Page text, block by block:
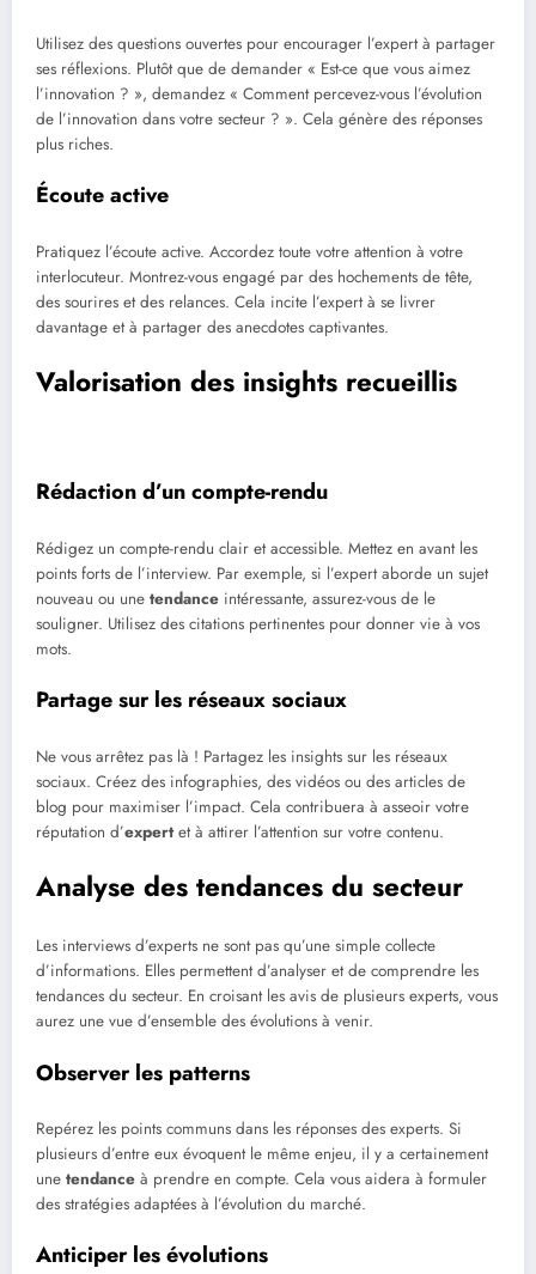
Utilisez des questions ouvertes pour encourager l’expert à partager
ses réflexions. Plutôt que de demander « Est-ce que vous aimez
l’innovation ? », demandez « Comment percevez-vous l’évolution
de l’innovation dans votre secteur ? ». Cela génère des réponses
plus riches.
Écoute active
Pratiquez l’écoute active. Accordez toute votre attention à votre
interlocuteur. Montrez-vous engagé par des hochements de tête,
des sourires et des relances. Cela incite l’expert à se livrer
davantage et à partager des anecdotes captivantes.
Valorisation des insights recueillis
Rédaction d’un compte-rendu
Rédigez un compte-rendu clair et accessible. Mettez en avant les
points forts de l’interview. Par exemple, si l’expert aborde un sujet
nouveau ou une tendance intéressante, assurez-vous de le
souligner. Utilisez des citations pertinentes pour donner vie à vos
mots.
Partage sur les réseaux sociaux
Ne vous arrêtez pas là ! Partagez les insights sur les réseaux
sociaux. Créez des infographies, des vidéos ou des articles de
blog pour maximiser l’impact. Cela contribuera à asseoir votre
réputation d’expertet à attirer l’attention sur votre contenu.
Analyse des tendances du secteur
Les interviews d’experts ne sont pas qu’une simple collecte
d’informations. Elles permettent d’analyser et de comprendre les
tendances du secteur. En croisant les avis de plusieurs experts, vous
aurez une vue d’ensemble des évolutions à venir.
Observer les patterns
Repérez les points communs dans les réponses des experts. Si
plusieurs d’entre eux évoquent le même enjeu, il y a certainement
une tendance à prendre en compte. Cela vous aidera à formuler
des stratégies adaptées à l’évolution du marché.
Anticiper les évolutions